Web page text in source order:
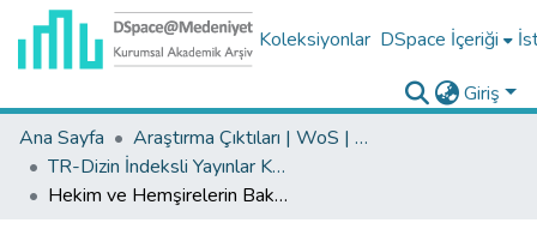
Koleksiyonlar DSpace İçeriği
Giriş
Ana Sayfa
Araştırma Çıktıları | WoS | Scopus | TR-Dizin | PubMed
TR-Dizin İndeksli Yayınlar Koleksiyonu
Hekim ve Hemşirelerin Bakım/Tedavi Uygulamalarındaki Etik Duyarlılıkları: Tanımlayıcı Araştırma